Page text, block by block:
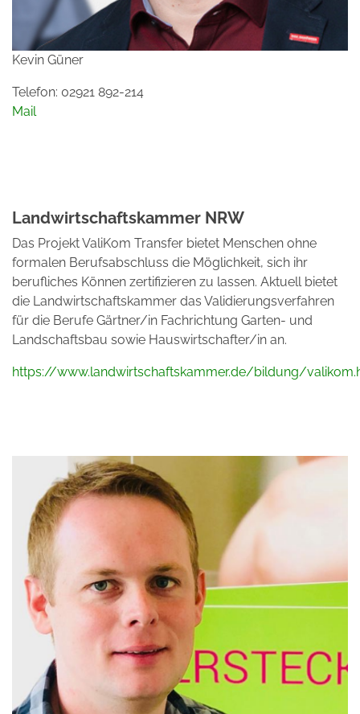
Kevin Güner
Telefon: 02921 892-214
Mail
Landwirtschaftskammer NRW
Das Projekt ValiKom Transfer bietet Menschen ohne
formalen Berufsabschluss die Möglichkeit, sich ihr
berufliches Können zertifizieren zu lassen. Aktuell bietet
die Landwirtschaftskammer das Validierungsverfahren
für die Berufe Gärtner/in Fachrichtung Garten- und
Landschaftsbau sowie Hauswirtschafter/in an.
https://www.landwirtschaftskammer.de/bildung/